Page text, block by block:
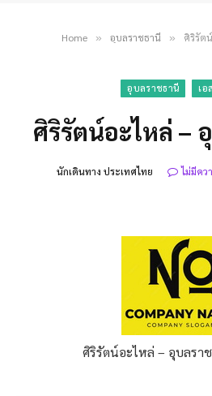
Home » อุบลราชธานี » ศิริรัต
อุบลราชธานี เอ
ศิริรัตน์อะไหล่ –
นักเดินทาง ประเทศไทย ไม่มีคว
ศิริรัตน์อะไหล่ – อุบลรา